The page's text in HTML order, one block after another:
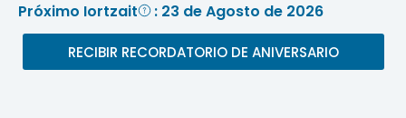
Próximo Iortzait : 23 de Agosto de 2026
RECIBIR RECORDATORIO DE ANIVERSARIO